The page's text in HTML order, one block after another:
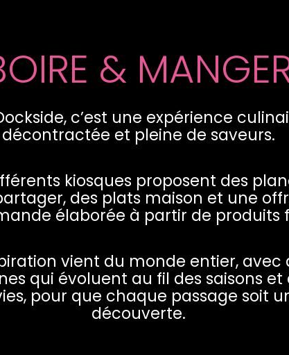
&
c’est une expérience
décontractée et pleine de saveurs.
kiosques proposent des
des plats maison et une
élaborée à partir de produits
vient du monde entier, avec
qui évoluent au fil des saisons et
pour que chaque passage soit
découverte.